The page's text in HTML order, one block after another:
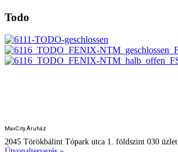
Todo
MaxCity Áruház
2045 Törökbálint Tópark utca 1. földszint 030 üzlet